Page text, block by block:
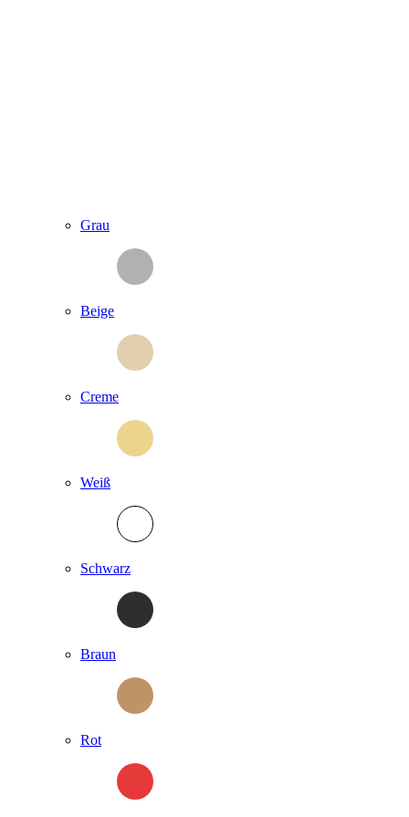
Grau
Beige
Creme
Weiß
Schwarz
Braun
Rot